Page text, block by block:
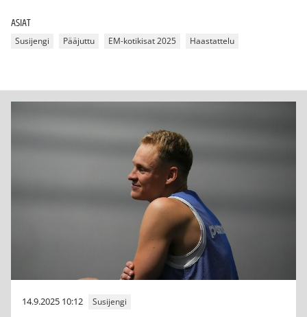
ASIAT
Susijengi Pääjuttu EM-kotikisat 2025 Haastattelu
14.9.2025 10:12 Susijengi